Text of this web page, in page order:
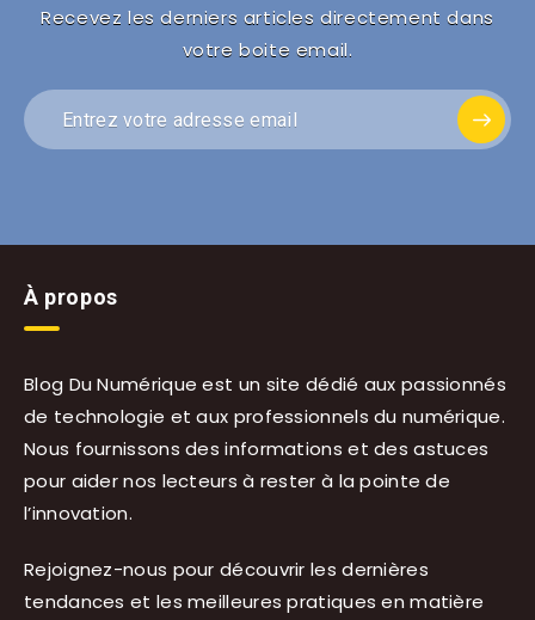
Recevez les derniers articles directement dans
votre boite email.
À propos
Blog Du Numérique est un site dédié aux passionnés
de technologie et aux professionnels du numérique.
Nous fournissons des informations et des astuces
pour aider nos lecteurs à rester à la pointe de
l’innovation.
Rejoignez-nous pour découvrir les dernières
tendances et les meilleures pratiques en matière